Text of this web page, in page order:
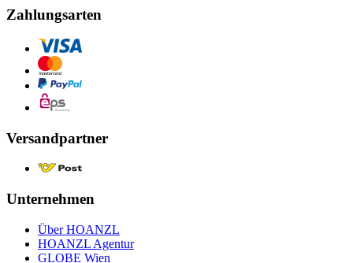
Zahlungsarten
Versandpartner
Unternehmen
Über HOANZL
HOANZL Agentur
GLOBE Wien